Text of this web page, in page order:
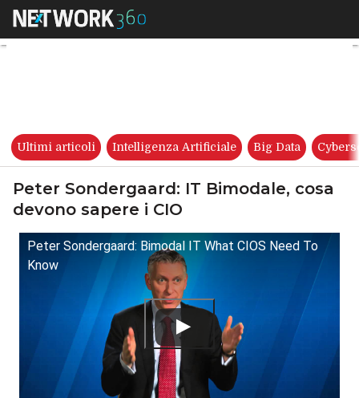
Peter Sondergaard: IT
Ultimi articoli Intelligenza Artificiale Big Data
Peter Sondergaard: IT Bimodale, cosa
devono sapere i CIO
Peter Sondergaard: Bimodal IT What CIOS Need To
Know